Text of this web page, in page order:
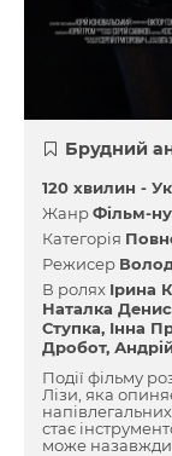
Брудний
120 хвилин -
ЖанрФільм-
Категорія
Режисер
В ролях Ірина
Наталка
Ступка Інна
Дробот
Події фільму
Лізи, яка
стає
може назавжди